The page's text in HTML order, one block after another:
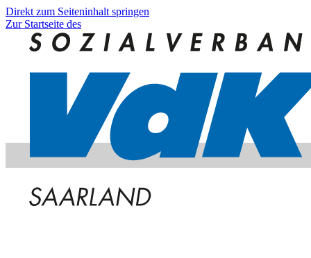
Direkt zum Seiteninhalt springen
Zur Startseite des